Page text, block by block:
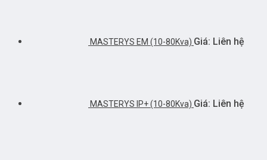
MASTERYS EM (10-80Kva) Giá: Liên hệ
MASTERYS IP+ (10-80Kva) Giá: Liên hệ